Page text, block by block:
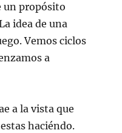
un propósito
idea de una
Vemos ciclos
a
a la vista que
haciéndo.